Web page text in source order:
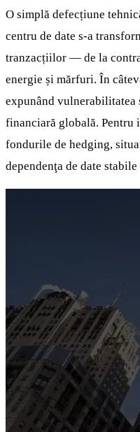
O simplă defecțiune
centru de date s-a
tranzacțiilor — de la
energie și mărfuri. În
expunând
financiară globală.
fondurile de hedging,
dependenţa de date